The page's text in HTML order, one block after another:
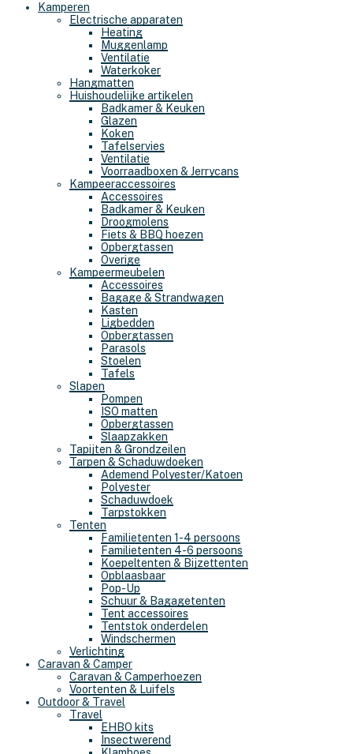
Kamperen
Electrische apparaten
Heating
Muggenlamp
Ventilatie
Waterkoker
Hangmatten
Huishoudelijke artikelen
Badkamer & Keuken
Glazen
Koken
Tafelservies
Ventilatie
Voorraadboxen & Jerrycans
Kampeeraccessoires
Accessoires
Badkamer & Keuken
Droogmolens
Fiets & BBQ hoezen
Opbergtassen
Overige
Kampeermeubelen
Accessoires
Bagage & Strandwagen
Kasten
Ligbedden
Opbergtassen
Parasols
Stoelen
Tafels
Slapen
Pompen
ISO matten
Opbergtassen
Slaapzakken
Tapijten & Grondzeilen
Tarpen & Schaduwdoeken
Ademend Polyester/Katoen
Polyester
Schaduwdoek
Tarpstokken
Tenten
Familietenten 1-4 persoons
Familietenten 4-6 persoons
Koepeltenten & Bijzettenten
Opblaasbaar
Pop-Up
Schuur & Bagagetenten
Tent accessoires
Tentstok onderdelen
Windschermen
Verlichting
Caravan & Camper
Caravan & Camperhoezen
Voortenten & Luifels
Outdoor & Travel
Travel
EHBO kits
Insectwerend